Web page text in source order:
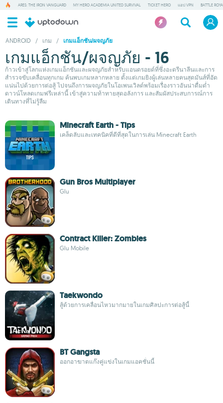
ARES: THE IRON VANGUARD MY HERO ACADEMIA UNITED SURVIVAL TICKET HERO แอป VPN BATTLE
ANDROID / เกม / เกมแอ็กชัน/ผจญภัย
เกมแอ็กชัน/ผจญภัย - 16
ก้าวเข้าสู่โลกแห่งเกมแอ็กชันและผจญภัยสำหรับแอนดรอยด์ที่ซึ่งอะดรีนาลีนและการ
สำรวจขับเคลื่อนทุกเกม ค้นพบเกมหลากหลาย ตั้งแต่เกมยิงผู้เล่นหลายคนสุดมันส์ที่อัด
แน่นไปด้วยการต่อสู้ ไปจนถึงการผจญภัยในโอเพนเวิลด์พร้อมเรื่องราวอันน่าดื่มด่ำ
ดาวน์โหลดเกมฟรีเหล่านี้ เข้าสู่ความท้าทายสุดอลังการ และสัมผัสประสบการณ์การ
เดินทางที่ไม่รู้ลืม
Minecraft Earth - Tips
เคล็ดลับและเทคนิคที่ดีที่สุดในการเล่น Minecraft Earth
Gun Bros Multiplayer
Glu
Contract Killer: Zombies
Glu Mobile
Taekwondo
สู้ด้วยการเคลื่อนไหวมากมายในเกมศิลปะการต่อสู้นี้
BT Gangsta
ออกอาฆาตแก๊งคู่แข่งในเกมแอคชั่นนี้